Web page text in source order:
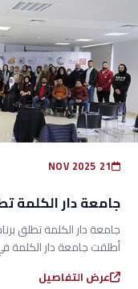
21 NOV 2025
جامعة دار الكلمة
جامعة دار الكلمة تطلق
أطلقت جامعة دار
عرض التفاصيل